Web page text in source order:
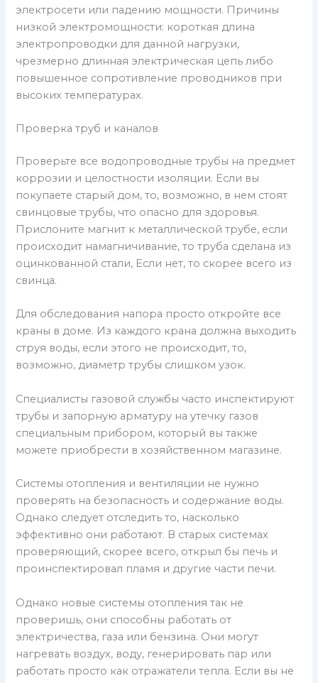
электросети или падению мощности. Причины
низкой электромощности: короткая длина
электропроводки для данной нагрузки,
чрезмерно длинная электрическая цепь либо
повышенное сопротивление проводников при
высоких температурах.
Проверка труб и каналов
Проверьте все водопроводные трубы на предмет
коррозии и целостности изоляции. Если вы
покупаете старый дом, то, возможно, в нем стоят
свинцовые трубы, что опасно для здоровья.
Прислоните магнит к металлической трубе, если
происходит намагничивание, то труба сделана из
оцинкованной стали, Если нет, то скорее всего из
свинца.
Для обследования напора просто откройте все
краны в доме. Из каждого крана должна выходить
струя воды, если этого не происходит, то,
возможно, диаметр трубы слишком узок.
Специалисты газовой службы часто инспектируют
трубы и запорную арматуру на утечку газов
специальным прибором, который вы также
можете приобрести в хозяйственном магазине.
Системы отопления и вентиляции не нужно
проверять на безопасность и содержание воды.
Однако следует отследить то, насколько
эффективно они работают. В старых системах
проверяющий, скорее всего, открыл бы печь и
проинспектировал пламя и другие части печи.
Однако новые системы отопления так не
проверишь, они способны работать от
электричества, газа или бензина. Они могут
нагревать воздух, воду, генерировать пар или
работать просто как отражатели тепла. Если вы не